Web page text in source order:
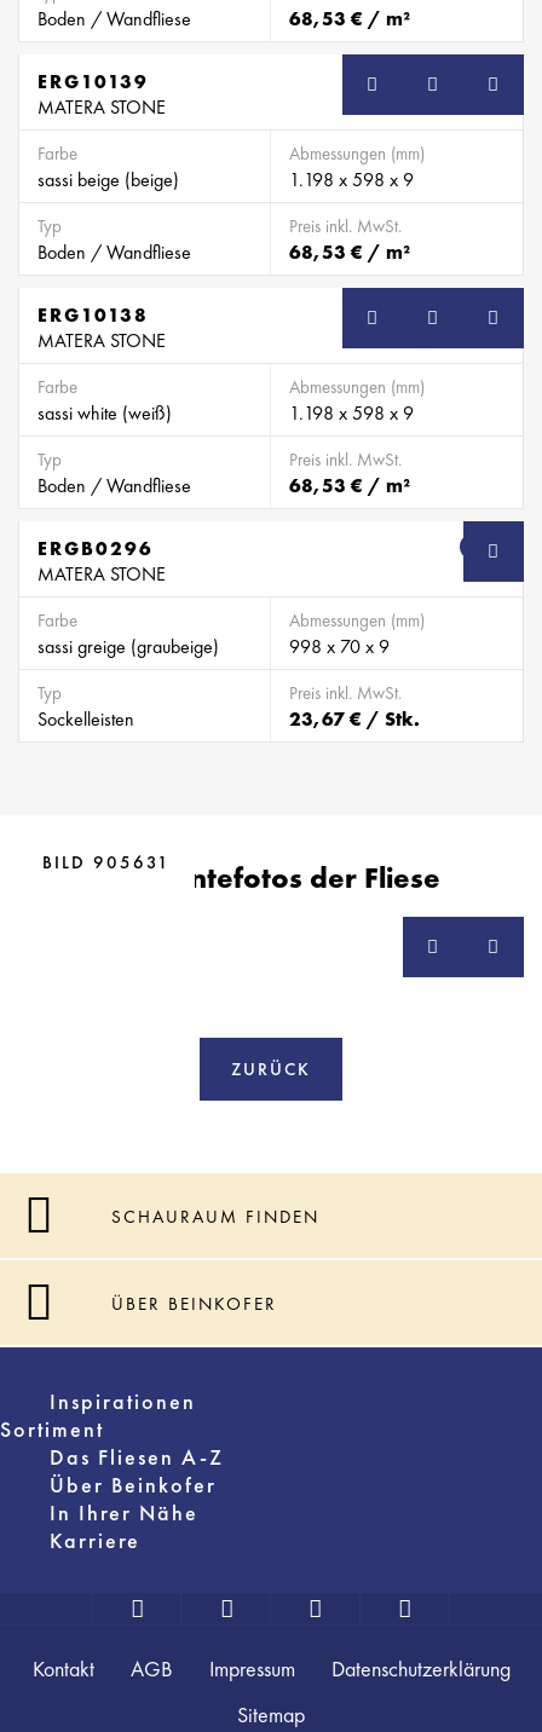
Boden / Wandfliese 68,53 € / m²
ERG10139
MATERA STONE
Farbe
sassi beige (beige)
Abmessungen (mm)
1.198 x 598 x 9
Typ
Boden / Wandfliese
Preis inkl. MwSt.
68,53 € / m²
ERG10138
MATERA STONE
Farbe
sassi white (weiß)
Abmessungen (mm)
1.198 x 598 x 9
Typ
Boden / Wandfliese
Preis inkl. MwSt.
68,53 € / m²
SB
ERGB0296
MATERA STONE
Farbe
sassi greige (graubeige)
Abmessungen (mm)
998 x 70 x 9
Typ
Sockelleisten
Preis inkl. MwSt.
23,67 € / Stk.
Ambientefotos der Fliese
BILD 905631
ZURÜCK
SCHAURAUM FINDEN
ÜBER BEINKOFER
Inspirationen
Sortiment
Das Fliesen A-Z
Über Beinkofer
In Ihrer Nähe
Karriere
Kontakt AGB Impressum
Datenschutzerklärung
Sitemap